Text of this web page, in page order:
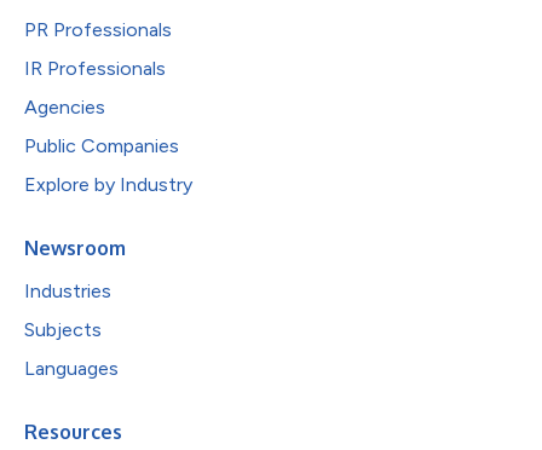
PR Professionals
IR Professionals
Agencies
Public Companies
Explore by Industry
Newsroom
Industries
Subjects
Languages
Resources